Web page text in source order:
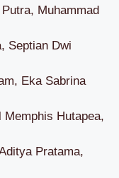
Muhammad
Septian Dwi
Eka Sabrina
Memphis Hutapea,
Pratama,